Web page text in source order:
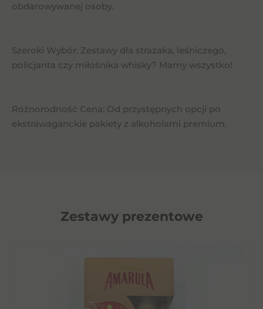
obdarowywanej osoby.
Szeroki Wybór: Zestawy dla strażaka, leśniczego,
policjanta czy miłośnika whisky? Mamy wszystko!
Różnorodność Cena: Od przystępnych opcji po
ekstrawaganckie pakiety z alkoholami premium.
Zestawy prezentowe